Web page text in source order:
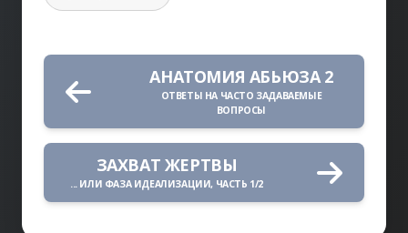
АНАТОМИЯ АБЬЮЗА 2
ОТВЕТЫ НА ЧАСТО ЗАДАВАЕМЫЕ
ВОПРОСЫ
ЗАХВАТ ЖЕРТВЫ
... ИЛИ ФАЗА ИДЕАЛИЗАЦИИ, ЧАСТЬ 1/2